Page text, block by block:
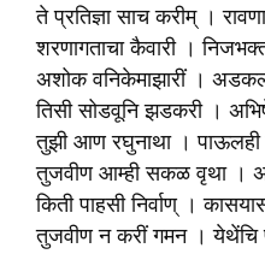
ते प्रतिज्ञा साच करीम् ।
शरणागताचा कैवारी ।
अशोक वनिकेमाझारीं ।
तिसी सोडवूनि झडकरी ।
तुझी आण रघुनाथा । पाऊलही
तुजवीण आम्ही सकळ वृथा ।
किती पाहसी निर्वाण् ।
तुजवीण न करीं गमन । येथेंचि